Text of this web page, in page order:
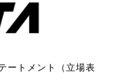
ートメント（立場表